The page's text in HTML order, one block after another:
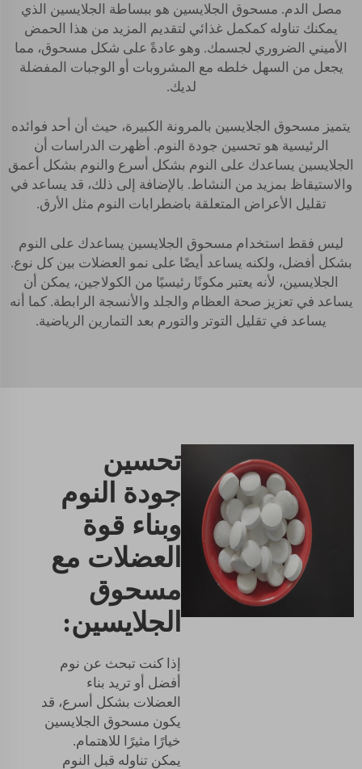
مصل الدم. مسحوق الجلايسين هو ببساطة الجلايسين الذي
يمكنك تناوله كمكمل غذائي لتقديم المزيد من هذا الحمض
الأميني الضروري لجسمك. وهو عادةً على شكل مسحوق، مما
يجعل من السهل خلطه مع المشروبات أو الوجبات المفضلة
لديك.
يتميز مسحوق الجلايسين بالمرونة الكبيرة، حيث أن أحد فوائده
الرئيسية هو تحسين جودة النوم. أظهرت الدراسات أن
الجلايسين يساعدك على النوم بشكل أسرع والنوم بشكل أعمق
والاستيقاظ بمزيد من النشاط. بالإضافة إلى ذلك، قد يساعد في
تقليل الأعراض المتعلقة باضطرابات النوم مثل الأرق.
ليس فقط استخدام مسحوق الجلايسين يساعدك على النوم
بشكل أفضل، ولكنه يساعد أيضًا على نمو العضلات بين كل نوع.
الجلايسين، لأنه يعتبر مكونًا رئيسيًا من الكولاجين، يمكن أن
يساعد في تعزيز صحة العظام والجلد والأنسجة الرابطة. كما أنه
يساعد في تقليل التوتر والتورم بعد التمارين الرياضية.
تحسين
جودة النوم
وبناء قوة
العضلات مع
مسحوق
الجلايسين:
إذا كنت تبحث عن نوم
أفضل أو تريد بناء
العضلات بشكل أسرع، قد
يكون مسحوق الجلايسين
خيارًا مثيرًا للاهتمام.
يمكن تناوله قبل النوم